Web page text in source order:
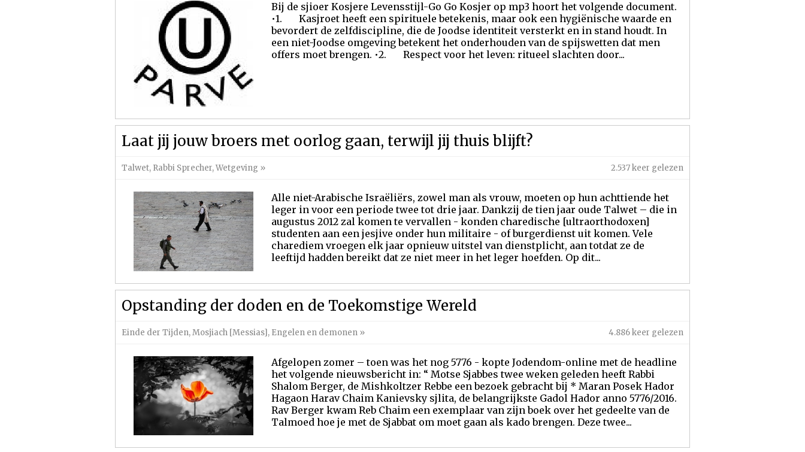
Bij de sjioer Kosjere Levensstijl-Go Go Kosjer op mp3 hoort het volgende document.
•1. Kasjroet heeft een spirituele betekenis, maar ook een hygiënische waarde en
bevordert de zelfdiscipline, die de Joodse identiteit versterkt en in stand houdt. In
een niet-Joodse omgeving betekent het onderhouden van de spijswetten dat men
offers moet brengen. •2. Respect voor het leven: ritueel slachten door...
Laat jij jouw broers met oorlog gaan, terwijl jij thuis blijft?
Talwet, Rabbi Sprecher,Wetgeving » 2.537 keer gelezen
Alle niet-Arabische Israëliërs, zowel man als vrouw, moeten op hun achttiende het
leger in voor een periode twee tot drie jaar. Dankzij de tien jaar oude Talwet – die in
augustus 2012 zal komen te vervallen - konden charedische [ultraorthodoxen]
studenten aan een jesjive onder hun militaire - of burgerdienst uit komen. Vele
charediem vroegen elk jaar opnieuw uitstel van dienstplicht, aan totdat ze de
leeftijd hadden bereikt dat ze niet meer in het leger hoefden. Op dit...
Opstanding der doden en de Toekomstige Wereld
Einde der Tijden,Mosjiach [Messias], Engelen en demonen » 4.886 keer gelezen
Afgelopen zomer – toen was het nog 5776 - kopte Jodendom-online met de headline
het volgende nieuwsbericht in: “ Motse Sjabbes twee weken geleden heeft Rabbi
Shalom Berger, de Mishkoltzer Rebbe een bezoek gebracht bij * Maran Posek Hador
Hagaon Harav Chaim Kanievsky sjlita, de belangrijkste Gadol Hador anno 5776/2016.
Rav Berger kwam Reb Chaim een exemplaar van zijn boek over het gedeelte van de
Talmoed hoe je met de Sjabbat om moet gaan als kado brengen. Deze twee...